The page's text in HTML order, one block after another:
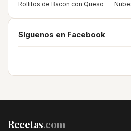
Rollitos de Bacon con Queso
Síguenos en Facebook
Recetas.com